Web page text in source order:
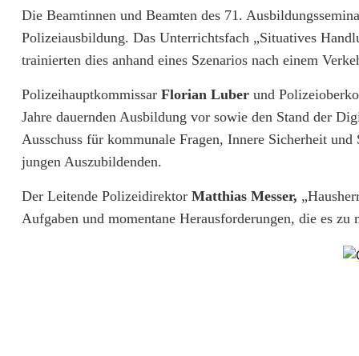
g
b
i
d
e
r
B
Die Beamtinnen und Beamten des 71.
Polizeiausbildung. Das Unterrichtsfach „Situatives
trainierten dies anhand eines Szenarios nach einem
Polizeihauptkommissar Florian Luber und
Jahre dauernden Ausbildung vor sowie den Stand der
Ausschuss für kommunale Fragen, Innere Sicherheit
jungen Auszubildenden.
Der Leitende Polizeidirektor Matthias Messer,
Aufgaben und momentane Herausforderungen, die es zu